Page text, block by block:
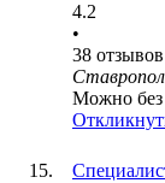
4.2
•
38 отзывов
Можно без